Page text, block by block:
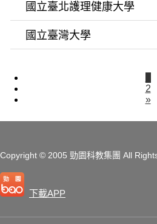
國立臺北護理健康大學
國立臺灣大學
2
»
Copyright © 2005 勁園科教集團 All
下載APP